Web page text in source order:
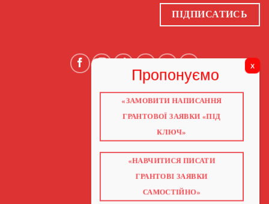
ПІДПИСАТИСЬ
ГОЛОВНА
ПРО НАС
БЛОГ
НАВЧАННЯ
КНИГИ
КОНТАКТИ
ВІДЕО ПРО ГРАНТИ
«ЗАМОВИТИ НАПИСАННЯ
ГРАНТОВОЇ ЗАЯВКИ «ПІД
КЛЮЧ»
«НАВЧИТИСЯ ПИСАТИ
ГРАНТОВІ ЗАЯВКИ
САМОСТІЙНО»